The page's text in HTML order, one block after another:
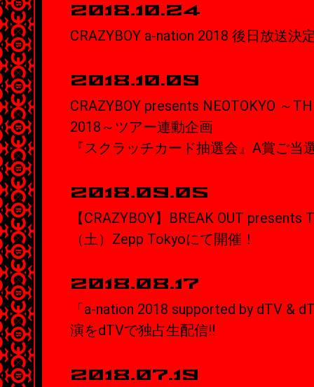
2018.10.24
CRAZYBOY a-nation 2018 後日放送決
2018.10.09
CRAZYBOY presents NEOTOKYO ～
2018～ツアー連動企画
『スクラッチカード抽選会』A賞ご当
2018.09.05
【CRAZYBOY】BREAK OUT presents
（土）Zepp Tokyoにて開催！
2018.08.17
「a-nation 2018 supported by dTV &
演をdTVで独占生配信!!
2018.07.19